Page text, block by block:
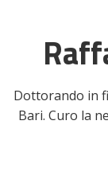
Dottorando in
Bari. Curo la